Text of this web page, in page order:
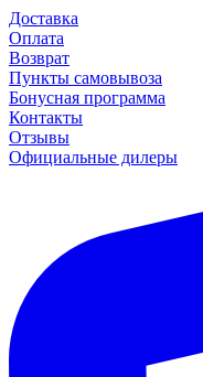
Доставка
Оплата
Возврат
Пункты самовывоза
Бонусная программа
Контакты
Отзывы
Официальные дилеры